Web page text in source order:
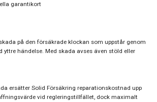
garantikort
på den försäkrade klockan som uppstår genom
yttre händelse. Med skada avses även stöld eller
ersätter Solid Försäkring reparationskostnad upp
vid regleringstillfället, dock maximalt